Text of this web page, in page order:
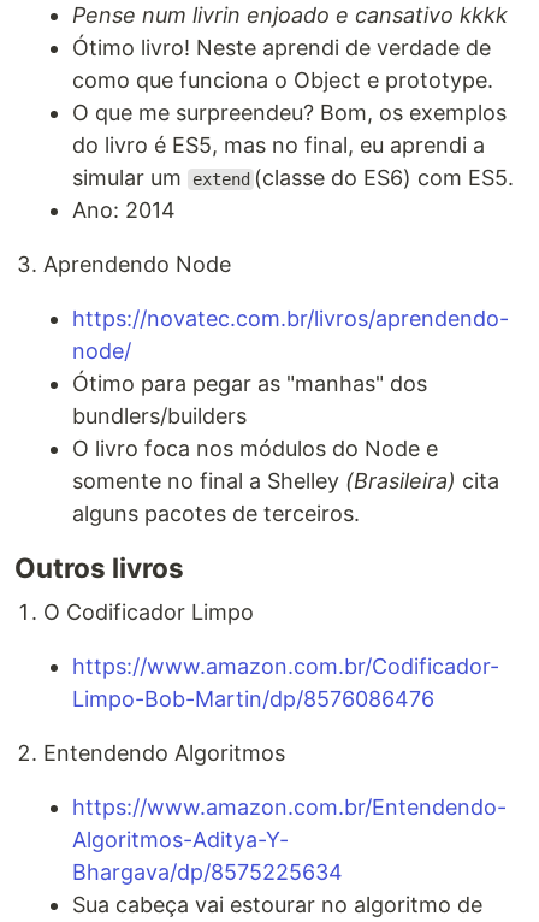
Pense num livrin enjoado e cansativo kkkk
Ótimo livro! Neste aprendi de verdade de
como que funciona o Object e prototype.
O que me surpreendeu? Bom, os exemplos
do livro é ES5, mas no final, eu aprendi a
simular um
extend (classe do ES6) com ES5.
Ano: 2014
Aprendendo Node
https://novatec.com.br/livros/aprendendo-
node/
Ótimo para pegar as "manhas" dos
bundlers/builders
O livro foca nos módulos do Node e
somente no final a Shelley (Brasileira) cita
alguns pacotes de terceiros.
Outros livros
O Codificador Limpo
https://www.amazon.com.br/Codificador-
Limpo-Bob-Martin/dp/8576086476
Entendendo Algoritmos
https://www.amazon.com.br/Entendendo-
Algoritmos-Aditya-Y-
Bhargava/dp/8575225634
Sua cabeça vai estourar no algoritmo de